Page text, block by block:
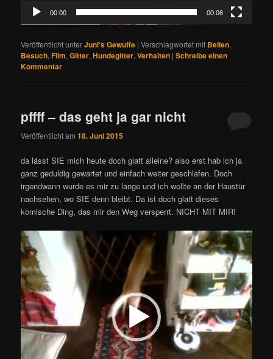
00:00 00:06
Veröffentlicht unterJuni's Gewuffe |Verschlagwortet mit Bellen,
Besuch,Film,Gitter,Hundegitter,Verhalten |Schreibe einen
Kommentar
pffff – das geht ja gar nicht
Veröffentlicht am18. Juni 2015
da lässt SIE mich heute doch glatt alleine? also erst hab ich ja
ganz geduldig gewartet und einfach weiter geschlafen. Doch
irgendwann wurde es mir zu lange und ich wollte an der Haustür
nachsehen, wo SIE denn bleibt. Da ist doch glatt dieses
komische Ding, das mir den Weg versperrt. NICHT MIT MIR!
Video-
Player